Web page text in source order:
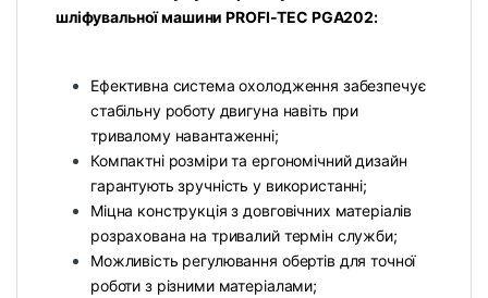
шліфувальної машини PROFI-TEC PGA202:
Ефективна система охолодження забезпечує
стабільну роботу двигуна навіть при
тривалому навантаженні;
Компактні розміри та ергономічний дизайн
гарантують зручність у використанні;
Міцна конструкція з довговічних матеріалів
розрахована на тривалий термін служби;
Можливість регулювання обертів для точної
роботи з різними матеріалами;